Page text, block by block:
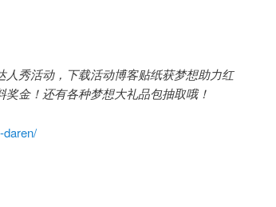
秀活动，下载活动博客贴纸获梦想助力红
金！还有各种梦想大礼品包抽取哦！
daren/